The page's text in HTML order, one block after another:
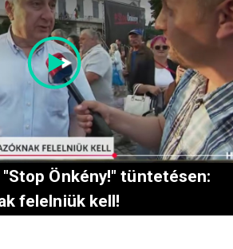
Önkény!" tüntetésen:
felelniük kell!